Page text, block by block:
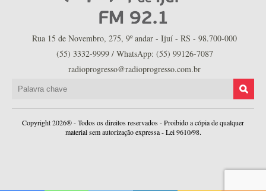
Rua 15 de Novembro, 275, 9º andar - Ijuí - RS - 98.700-000
(55) 3332-9999 / WhatsApp: (55) 99126-7087
radioprogresso@radioprogresso.com.br
Copyright 2026® - Todos os direitos reservados - Proibido a cópia de qualquer
material sem autorização expressa - Lei 9610/98.